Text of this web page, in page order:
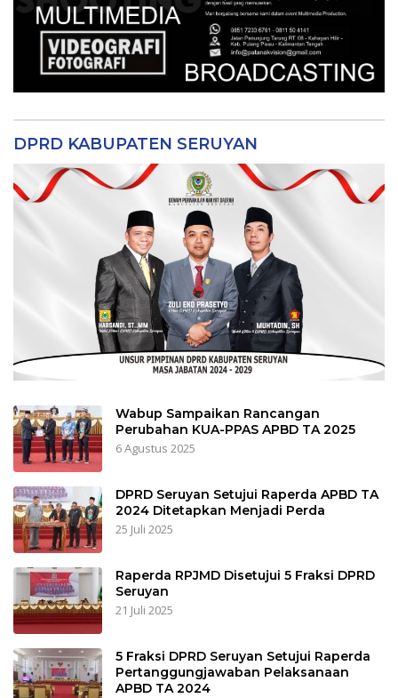
DPRD KABUPATEN SERUYAN
Wabup Sampaikan Rancangan
Perubahan KUA-PPAS APBD TA 2025
6 Agustus 2025
DPRD Seruyan Setujui Raperda APBD TA
2024 Ditetapkan Menjadi Perda
25 Juli 2025
Raperda RPJMD Disetujui 5 Fraksi DPRD
Seruyan
21 Juli 2025
5 Fraksi DPRD Seruyan Setujui Raperda
Pertanggungjawaban Pelaksanaan
APBD TA 2024